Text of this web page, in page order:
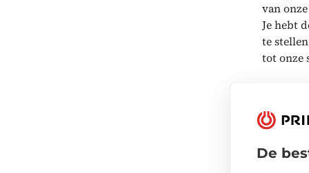
De
van
Je hebt
te
tot onze
de site
Ons